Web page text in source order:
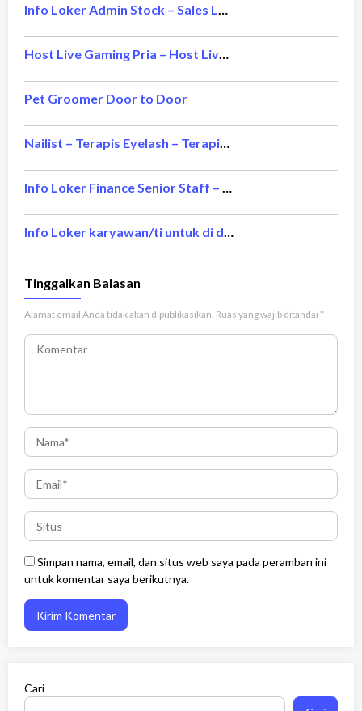
Info Loker Admin Stock – Sales Laptop
Host Live Gaming Pria – Host Live Gaming Wanita
Pet Groomer Door to Door
Nailist – Terapis Eyelash – Terapis Waxing and Threading
Info Loker Finance Senior Staff – Bintang Delapan Group
Info Loker karyawan/ti untuk di daerah jakarta – Saung Plataran Resto
Tinggalkan Balasan
Alamat email Anda tidak akan dipublikasikan. Ruas yang wajib ditandai *
Simpan nama, email, dan situs web saya pada peramban ini
untuk komentar saya berikutnya.
Cari